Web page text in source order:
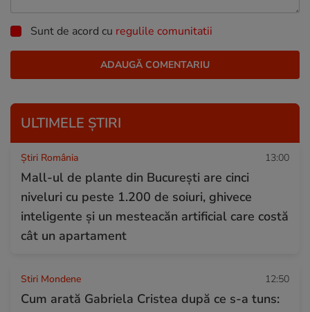
Sunt de acord cu regulile comunitatii
ULTIMELE ȘTIRI
Știri România 13:00
Mall-ul de plante din București are cinci
niveluri cu peste 1.200 de soiuri, ghivece
inteligente și un mesteacăn artificial care costă
cât un apartament
Stiri Mondene 12:50
Cum arată Gabriela Cristea după ce s-a tuns: